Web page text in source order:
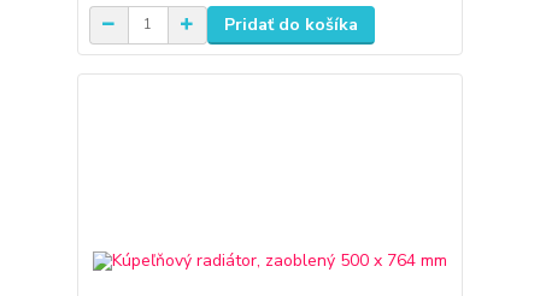
Pridať do košíka